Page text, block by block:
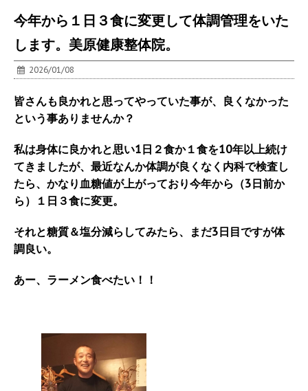
今年から１日３食に変更して体調管理をいた
します。美原健康整体院。
2026/01/08
皆さんも良かれと思ってやっていた事が、良くなかった
という事ありませんか？
私は身体に良かれと思い1日２食か１食を10年以上続け
てきましたが、最近なんか体調が良くなく内科で検査し
たら、かなり血糖値が上がっており今年から（3日前か
ら）１日３食に変更。
それと糖質＆塩分減らしてみたら、まだ3日目ですが体
調良い。
あー、ラーメン食べたい！！